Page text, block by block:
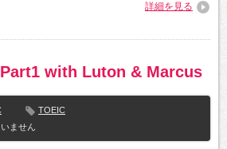
詳細を見る
with Luton & Marcus
TOEIC
ません